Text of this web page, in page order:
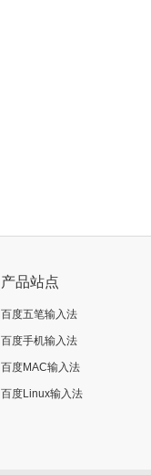
产品站点
百度五笔输入法
百度手机输入法
百度MAC输入法
百度Linux输入法